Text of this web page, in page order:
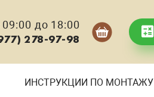
до 18:00
278-97-98
ИНСТРУКЦИИ ПО МОНТАЖУ